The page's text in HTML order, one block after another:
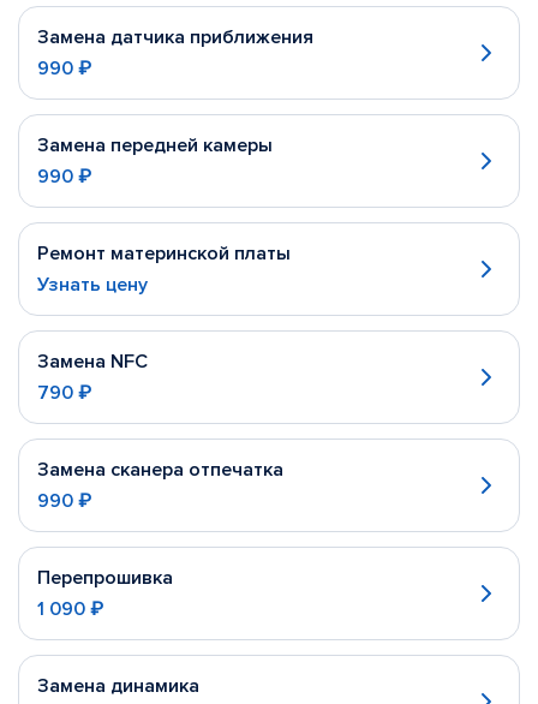
Замена датчика приближения
990 ₽
Замена передней камеры
990 ₽
Ремонт материнской платы
Узнать цену
Замена NFC
790 ₽
Замена сканера отпечатка
990 ₽
Перепрошивка
1 090 ₽
Замена динамика